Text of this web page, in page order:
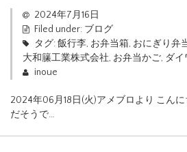
2024年7月16日
Filed under: ブログ
タグ:飯行李, お弁当箱, おにぎり弁
大和籘工業株式会社, お弁当かご, ダイ
inoue
2024年06月18日(火)アメブロより こん
だそうで…